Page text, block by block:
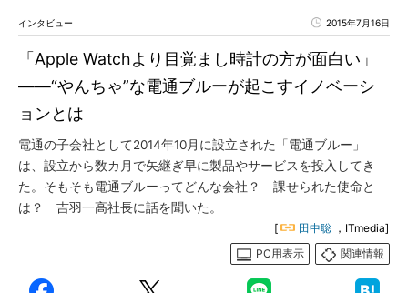
インタビュー 2015年7月16日
「Apple Watchより目覚まし時計の方が面白い」
――“やんちゃ”な電通ブルーが起こすイノベーシ
ョンとは
電通の子会社として2014年10月に設立された「電通ブルー」
は、設立から数カ月で矢継ぎ早に製品やサービスを投入してき
た。そもそも電通ブルーってどんな会社？ 課せられた使命と
は？ 吉羽一高社長に話を聞いた。
[ 田中聡 ，ITmedia]
PC用表示
関連情報